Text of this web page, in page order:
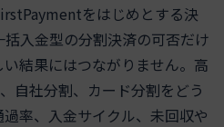
をはじめとする決
入金型の分割決済の可否だけ
結果にはつながりません。高
自社分割、カード分割をどう
率、入金サイクル、未回収や